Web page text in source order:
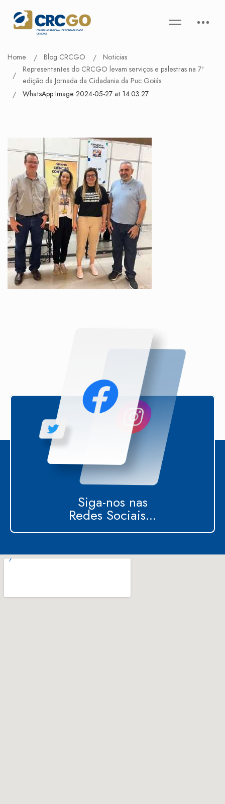
Home Blog CRCGO
Noticias
Representantes do CRCGO levam serviços e palestras na 7ª
edição da Jornada da Cidadania da Puc Goiás
WhatsApp Image 2024-05-27 at 14.03.27
Siga-nos nas
Redes Sociais...